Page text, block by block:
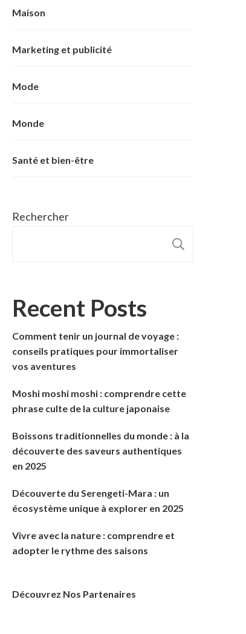
Maison
Marketing et publicité
Mode
Monde
Santé et bien-être
Rechercher
Recent Posts
Comment tenir un journal de voyage :
conseils pratiques pour immortaliser
vos aventures
Moshi moshi moshi : comprendre cette
phrase culte de la culture japonaise
Boissons traditionnelles du monde : à la
découverte des saveurs authentiques
en 2025
Découverte du Serengeti-Mara : un
écosystème unique à explorer en 2025
Vivre avec la nature : comprendre et
adopter le rythme des saisons
Découvrez Nos Partenaires